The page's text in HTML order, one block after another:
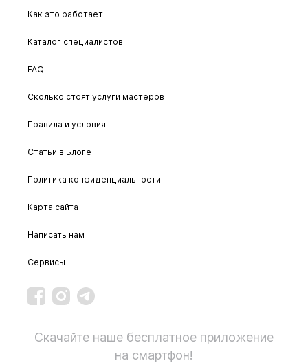
Как это работает
Каталог специалистов
FAQ
Сколько стоят услуги мастеров
Правила и условия
Статьи в Блоге
Политика конфиденциальности
Карта сайта
Написать нам
Сервисы
Скачайте наше бесплатное приложение
на смартфон!